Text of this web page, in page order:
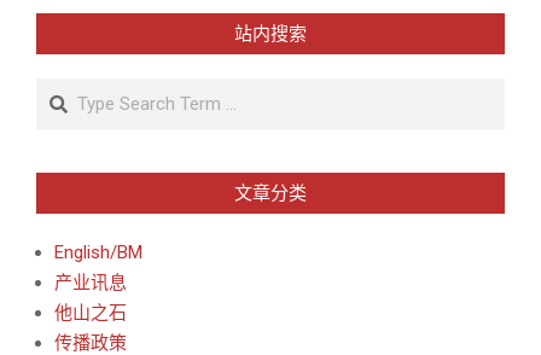
站内搜索
Search
文章分类
English/BM
产业讯息
他山之石
传播政策